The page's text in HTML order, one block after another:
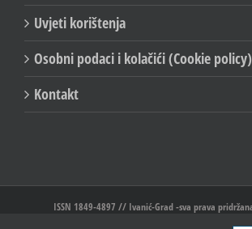
Uvjeti korištenja
Osobni podaci i kolačići (Cookie policy)
Kontakt
ISSN 1849-4897 // Ivanić-Grad -sva prava